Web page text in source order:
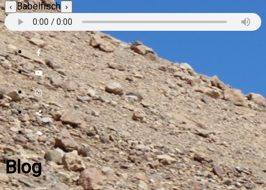
‹ Babelfisch ›
Blog